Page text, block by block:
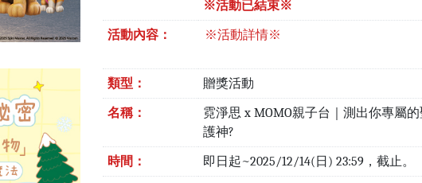
※活動已結束※
活動內容： ※活動詳情※
類型： 贈獎活動
名稱：
霓淨思 x MOMO親子台｜測出你專屬
護神?
時間： 即日起~2025/12/14(日) 23:59，截止。